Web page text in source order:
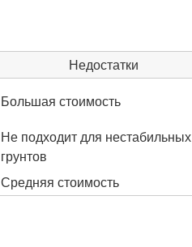
Недостатки
Большая стоимость
Не подходит для нестабильных
грунтов
Средняя стоимость